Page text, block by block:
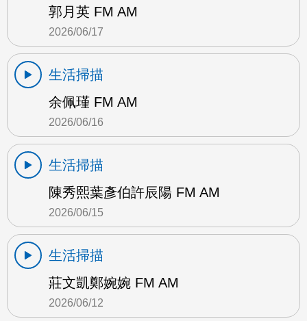
郭月英 FM AM
2026/06/17
生活掃描
余佩瑾 FM AM
2026/06/16
生活掃描
陳秀熙葉彥伯許辰陽 FM AM
2026/06/15
生活掃描
莊文凱鄭婉婉 FM AM
2026/06/12